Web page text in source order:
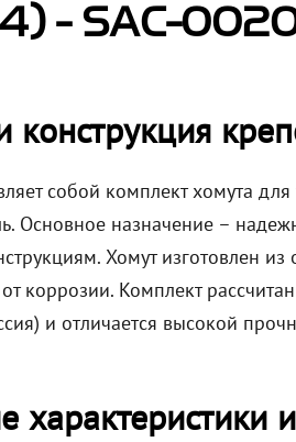
- SAC-
конструкция
собой комплект хомута
Основное назначение –
Хомут изготовлен
коррозии. Комплект
и отличается высокой
характеристики